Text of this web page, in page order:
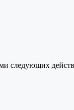
следующих